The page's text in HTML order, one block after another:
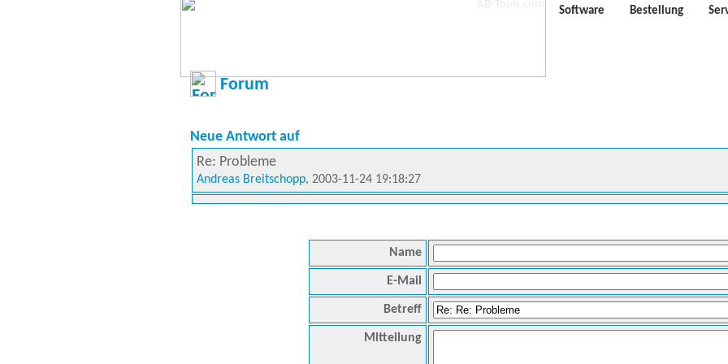
Software Bestellung
Forum
Neue Antwort auf
Re: Probleme
Andreas Breitschopp, 2003-11-24 19:18:27
Name
E-Mail
Betreff
Mitteilung